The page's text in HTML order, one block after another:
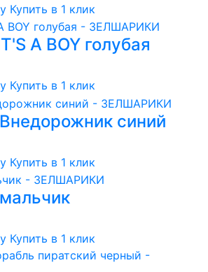
Купить в 1 клик
A BOY голубая
Купить в 1 клик
синий
Купить в 1 клик
Купить в 1 клик